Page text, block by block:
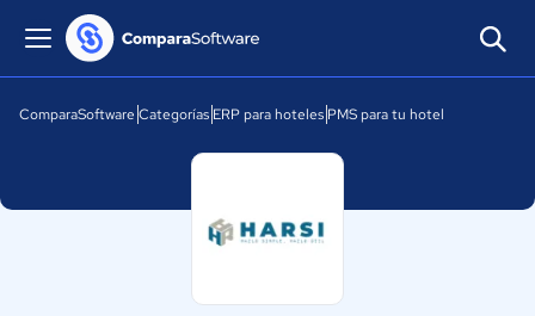
ComparaSoftware Categorías ERP para hoteles PMS para tu hotel